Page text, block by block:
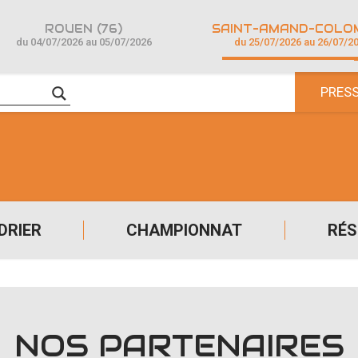
CHAMPIONNAT
ROUEN (76)
du 04/07/2026 au 05/07/2026 du 25/07/2026 au 26/07/
NOS PARTENAIRES